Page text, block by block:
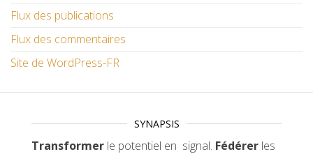
Flux des publications
Flux des commentaires
Site de WordPress-FR
SYNAPSIS
Transformer le potentiel en signal. Fédérer les